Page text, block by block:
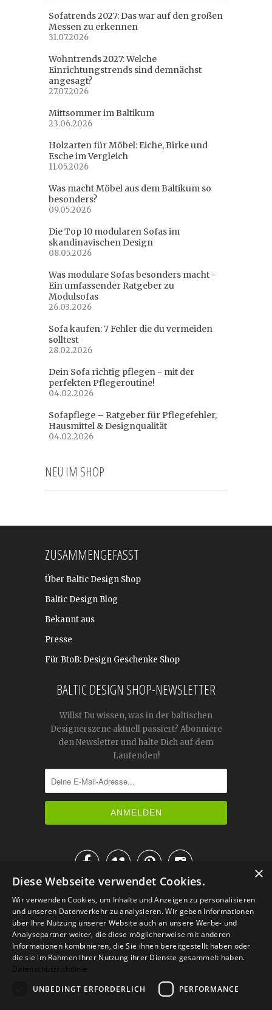
Sofatrends 2027: Das war auf den großen
Messen zu erkennen
31.07.2026
Wohntrends 2027: Welche
Einrichtungstrends sind demnächst
angesagt?
27.07.2026
Mittsommer im Baltikum
23.06.2026
Holzarten für Möbel: Eiche, Birke und
Esche im Vergleich
11.05.2026
Was macht Möbel aus dem Baltikum so
besonders?
09.05.2026
Die Top 10 modularen Sofas im
skandinavischen Design
08.05.2026
Was modulare Sofas besonders macht -
Ein umfassender Ratgeber zu
Modulsofas
26.03.2026
Sofa kaufen: 7 Fehler die du vermeiden
solltest
28.02.2026
Dein Sofa richtig pflegen - mit der
perfekten Pflegeroutine!
04.02.2026
Sofapflege – Ratgeber für Pflegefehler,
Hausmittel & Designqualität
04.02.2026
NEU IM SHOP
ZUSAMMENGEFASST
Über Baltic Design Shop
Baltic Design Blog
Bekannt aus
Presse
Für BtoB: Design Geschenke Shop
BALTIC DESIGN SHOP-NEWSLETTER
Willst Du wissen, was in der baltischen
Designerszene aktuell passiert? Abonniere
den Newsletter und halte Dich auf dem
Laufenden!

IM KATALOG BLÄTTERN
×
Diese Webseite verwendet Cookies.
Wir verwenden Cookies, um Inhalte und Anzeigen zu personalisieren
und unseren Datenverkehr zu analysieren. Wir geben Informationen
über Ihre Nutzung unserer Website auch an unsere Werbe- und
Analysepartner weiter, die diese möglicherweise mit anderen
Informationen kombinieren, die Sie ihnen bereitgestellt haben oder
die sie im Rahmen Ihrer Nutzung ihrer Dienste gesammelt haben.
Datenschutzrichtlinie
UNBEDINGT ERFORDERLICH
PERFORMANCE